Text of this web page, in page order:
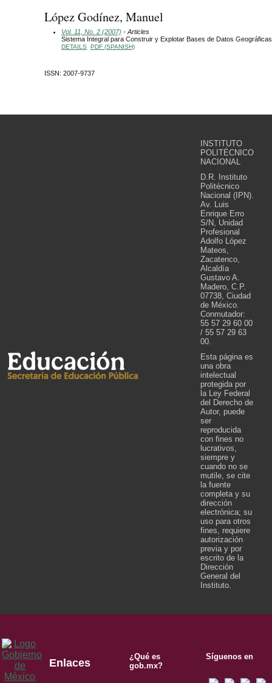
López Godínez, Manuel
Vol. 11, No. 2 (2007) - Articles
Sistema Integral para Construir y Explotar Bases de Datos
DETAILS PDF (SPANISH)
ISSN: 2007-9737
INSTITUTO
POLITÉCNICO
NACIONAL
D.R. Instituto
Politécnico
Nacional (IPN).
Av. Luis
Enrique Erro
S/N, Unidad
Profesional
Adolfo López
Mateos,
Zacatenco,
Alcaldía
Gustavo A.
Madero, C.P.
07738, Ciudad
de México.
Conmutador:
55 57 29 60 00
/ 55 57 29 63
00.
Esta página es
una obra
intelectual
protegida por
la Ley Federal
del Derecho de
Autor, puede
ser
reproducida
con fines no
lucrativos,
siempre y
cuando no se
mutile, se cite
la fuente
completa y su
dirección
electrónica; su
uso para otros
fines, requiere
autorización
previa y por
escrito de la
Dirección
General del
Instituto.
Enlaces
¿Qué es
gob.mx?
Síguenos en